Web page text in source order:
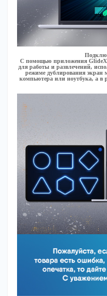
С помощью приложения GlideX
для работы и развлечений,
режиме дублирования экран
компьютера или ноутбука, а в